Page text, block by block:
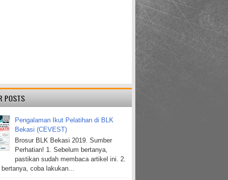
POSTS
Pengalaman Ikut Pelatihan di BLK
Bekasi (CEVEST)
Brosur BLK Bekasi 2019. Sumber
Perhatian! 1. Sebelum bertanya,
pastikan sudah membaca artikel ini. 2.
coba lakukan...